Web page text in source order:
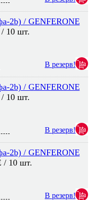
2b) / GENFERONE
10 шт.
В резерв!
2b) / GENFERONE
10 шт.
В резерв!
2b) / GENFERONE
/ 10 шт.
В резерв!